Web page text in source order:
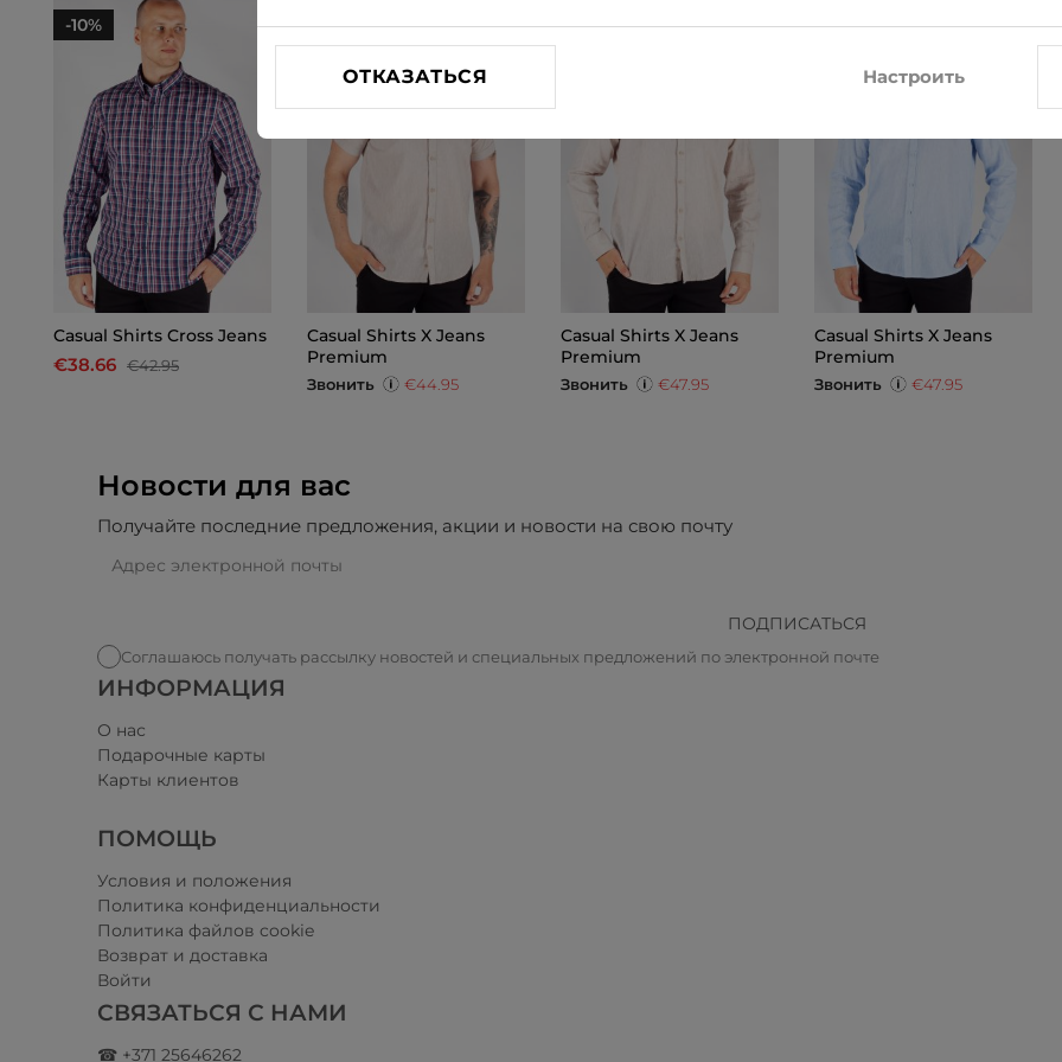
-10%
Casual Shirts Cross Jeans
€38.66 €42.95
Casual Shirts X Jeans
Premium
Звонить €44.95
Casual Shirts X Jeans
Premium
Звонить €47.95
Casual Shirts X Jeans
Premium
Звонить €47.95
Новости для вас
Получайте последние предложения, акции и новости на свою почту
ПОДПИСАТЬСЯ
Соглашаюсь получать рассылку новостей и специальных предложений по электронной почте
ИНФОРМАЦИЯ
О нас
Подарочные карты
Карты клиентов
ПОМОЩЬ
Условия и положения​
Политика конфиденциальности
Политика файлов cookie
Возврат и доставка
Войти
СВЯЗАТЬСЯ С НАМИ
☎ +371 25646262
ОТКАЗАТЬСЯ Настроить